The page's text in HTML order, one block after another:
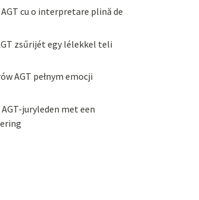
cu o interpretare plină de
zsűrijét egy lélekkel teli
AGT pełnym emocji
juryleden met een